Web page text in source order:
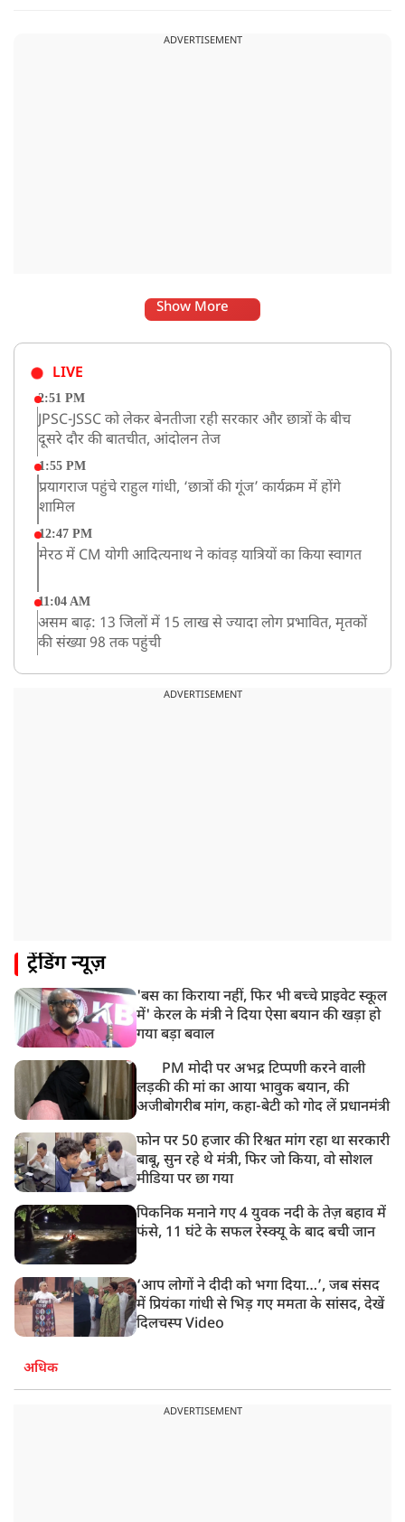
देश के सामने साफ हो रही है. और जब हारते हैं, तो रोना रोते हैं."
ADVERTISEMENT
Show More
LIVE
2:51 PM
JPSC-JSSC को लेकर बेनतीजा रही सरकार और छात्रों के बीच
दूसरे दौर की बातचीत, आंदोलन तेज
1:55 PM
प्रयागराज पहुंचे राहुल गांधी, ‘छात्रों की गूंज’ कार्यक्रम में होंगे
शामिल
12:47 PM
मेरठ में CM योगी आदित्यनाथ ने कांवड़ यात्रियों का किया स्वागत
11:04 AM
असम बाढ़: 13 जिलों में 15 लाख से ज्यादा लोग प्रभावित, मृतकों
की संख्या 98 तक पहुंची
हिमाचल के चंबा में बड़ा सड़क हादसा, 7 यात्रियों की मौत; 11
PM मोदी आज IIT दिल्ली के दीक्षांत समारोह में शामिल होंगे
ADVERTISEMENT
ट्रेंडिंग न्यूज़
'बस का किराया नहीं, फिर भी बच्चे प्राइवेट स्कूल
में' केरल के मंत्री ने दिया ऐसा बयान की खड़ा हो
गया बड़ा बवाल
PM मोदी पर अभद्र टिप्पणी करने वाली
लड़की की मां का आया भावुक बयान, की
अजीबोगरीब मांग, कहा-बेटी को गोद लें प्रधानमंत्री
फोन पर 50 हजार की रिश्वत मांग रहा था सरकारी
बाबू, सुन रहे थे मंत्री, फिर जो किया, वो सोशल
मीडिया पर छा गया
पिकनिक मनाने गए 4 युवक नदी के तेज़ बहाव में
फंसे, 11 घंटे के सफल रेस्क्यू के बाद बची जान
‘आप लोगों ने दीदी को भगा दिया…’, जब संसद
में प्रियंका गांधी से भिड़ गए ममता के सांसद, देखें
दिलचस्प Video
अधिक
ADVERTISEMENT